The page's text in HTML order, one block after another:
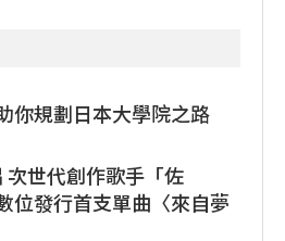
你規劃日本大學院之路
次世代創作歌手「佐
位發行首支單曲〈來自夢